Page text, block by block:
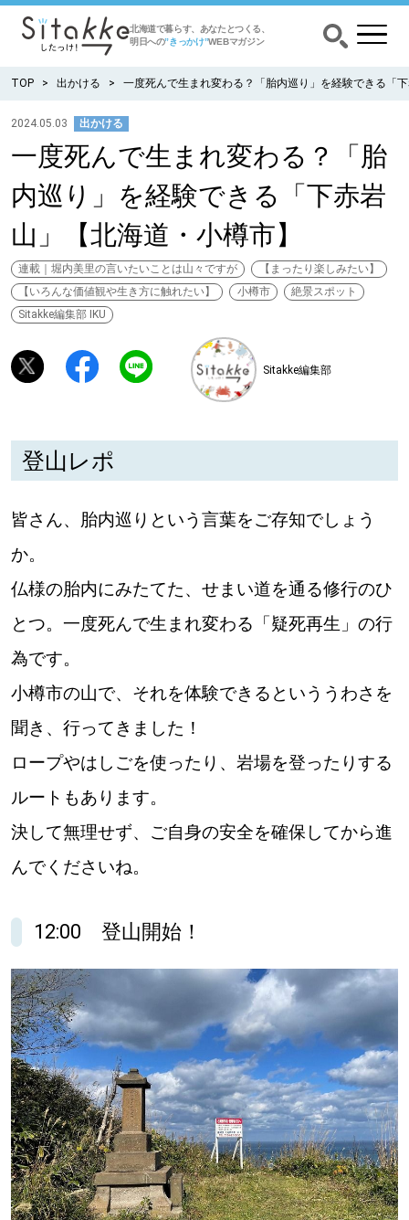
北海道で暮らす、あなたとつくる、
明日への”きっかけ”WEBマガジン
CATEGORY カテゴリー
食べる
出かける
暮らす
みがく
深める
SitakkeTV
LOCAL ローカルエリア
all
札幌
道北
道南
KEYWORD キーワード
Sitakke編集部あい
【いろんな価値観や生き方に触れたい】
Sitakke編集部 IKU
【暮らしの知恵を身につけたい】
【まったり楽しみたい】 札幌市
TOP 出かける 一度死んで生まれ変わる？「胎内巡り」を経験できる「
2024.05.03 出かける
一度死んで生まれ変わる？「胎
内巡り」を経験できる「下赤岩
山」【北海道・小樽市】
連載｜堀内美里の言いたいことは山々ですが
【まったり楽しみたい】
【いろんな価値観や生き方に触れたい】
小樽市
絶景スポット
Sitakke編集部 IKU
Sitakke編集部
登山レポ
皆さん、胎内巡りという言葉をご存知でしょう
か。
仏様の胎内にみたてた、せまい道を通る修行のひ
とつ。一度死んで生まれ変わる「疑死再生」の行
為です。
小樽市の山で、それを体験できるといううわさを
聞き、行ってきました！
ロープやはしごを使ったり、岩場を登ったりする
ルートもあります。
決して無理せず、ご自身の安全を確保してから進
んでくださいね。
12:00 登山開始！